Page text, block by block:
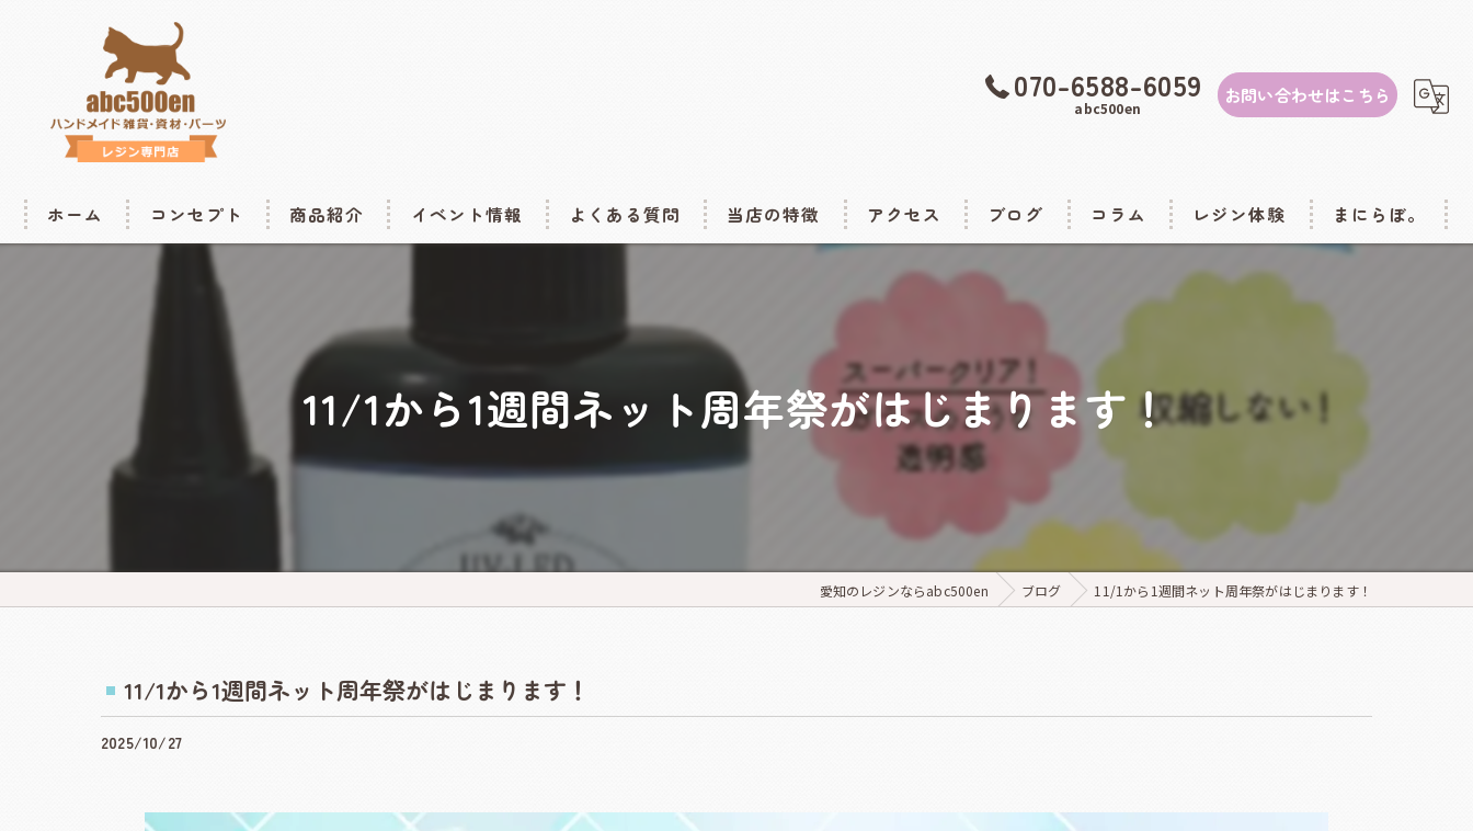
070-6588-6059
abc500en
お問い合わせはこちら
ホーム コンセプト 商品紹介
楽天はこちら
イベント情報
ハンドメイドアートフェスタ~insummer
癒しフェスタ2027
出展ガイド【名古屋市中小企業振興会館（吹上ホール上第2ファッション展示場）】
開催レポート
NAGOYA NEO KAWAII 2026
よくある質問 当店の特徴
作家作品
アクセサリー
アクセス
abc500en
まにらぼ（abc500en3号店）
ブログ コラム レジン体験
レジンスクール
お稽古教室
まにらぼ。
11/1から1週間ネット周年祭がはじまります！
愛知のレジンならabc500en ブログ 11/1から1週間ネット周年祭がはじまります！
11/1から1週間ネット周年祭がはじまります！
2025/10/27